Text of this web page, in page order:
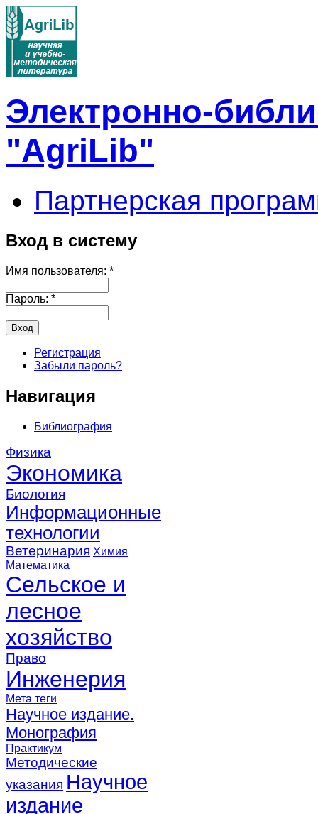
Электронно-
"AgriLib"
Партнерская
Вход в систему
Имя пользователя: *
Пароль: *
Регистрация
Забыли пароль?
Навигация
Библиография
Физика
Экономика
Биология
Информационные
технологии
Ветеринария Химия
Математика
Сельское и
лесное
хозяйство
Право
Инженерия
Мета теги
Научное издание.
Монография
Практикум
Методические
указания Научное
издание